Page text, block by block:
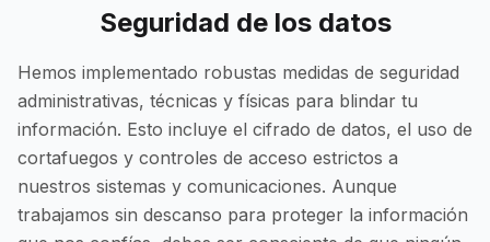
Seguridad de los datos
Hemos implementado robustas medidas de seguridad
administrativas, técnicas y físicas para blindar tu
información. Esto incluye el cifrado de datos, el uso de
cortafuegos y controles de acceso estrictos a
nuestros sistemas y comunicaciones. Aunque
trabajamos sin descanso para proteger la información